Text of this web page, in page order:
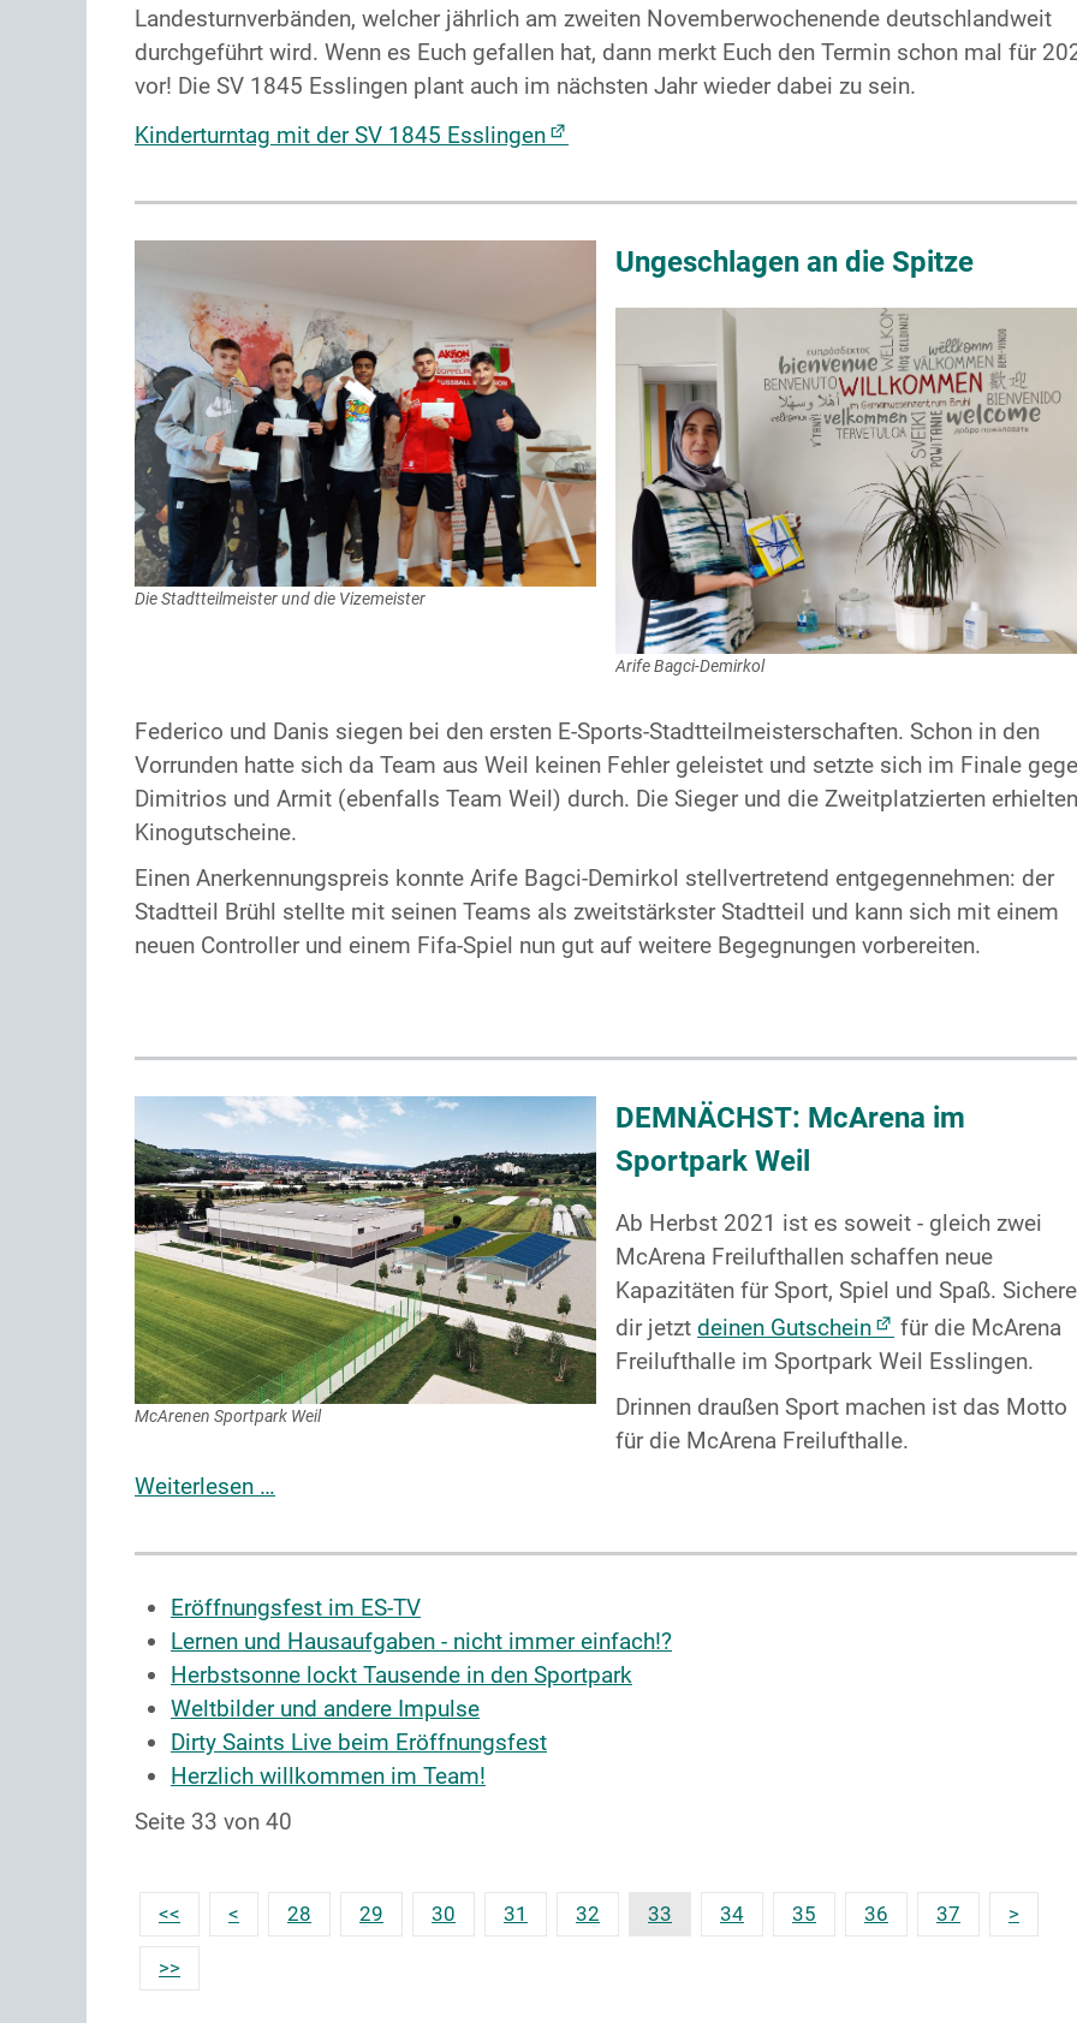
Landesturnverbänden, welcher jährlich am zweiten Novemberwochenende deutschlandweit
durchgeführt wird. Wenn es Euch gefallen hat, dann merkt Euch den Termin schon mal für
vor! Die SV 1845 Esslingen plant auch im nächsten Jahr wieder dabei zu sein.
Kinderturntag mit der SV 1845 Esslingen
Die Stadtteilmeister und die Vizemeister
Ungeschlagen an die Spitze
Arife Bagci-Demirkol
Federico und Danis siegen bei den ersten E-Sports-Stadtteilmeisterschaften. Schon in den
Vorrunden hatte sich da Team aus Weil keinen Fehler geleistet und setzte sich im Finale
Dimitrios und Armit (ebenfalls Team Weil) durch. Die Sieger und die Zweitplatzierten erhielten
Kinogutscheine.
Einen Anerkennungspreis konnte Arife Bagci-Demirkol stellvertretend entgegennehmen: der
Stadtteil Brühl stellte mit seinen Teams als zweitstärkster Stadtteil und kann sich mit einem
neuen Controller und einem Fifa-Spiel nun gut auf weitere Begegnungen vorbereiten.
McArenen Sportpark Weil
DEMNÄCHST: McArena im
Sportpark Weil
Ab Herbst 2021 ist es soweit - gleich zwei
McArena Freilufthallen schaffen neue
Kapazitäten für Sport, Spiel und Spaß. Sichere
dir jetzt deinen Gutschein
für die McArena
Freilufthalle im Sportpark Weil Esslingen.
Drinnen draußen Sport machen ist das Motto
für die McArena Freilufthalle.
Weiterlesen …
Eröffnungsfest im ES-TV
Lernen und Hausaufgaben - nicht immer einfach!?
Herbstsonne lockt Tausende in den Sportpark
Weltbilder und andere Impulse
Dirty Saints Live beim Eröffnungsfest
Herzlich willkommen im Team!
Seite 33 von 40
28 29 30 31 32 33 34 35 36 37